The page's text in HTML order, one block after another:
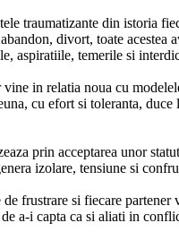
traumatizante din istoria
divort, toate acestea
aspiratiile, temerile si
in relatia noua cu
cu efort si toleranta,
prin acceptarea unor
izolare, tensiune si
frustrare si fiecare
a-i capta ca si aliati in